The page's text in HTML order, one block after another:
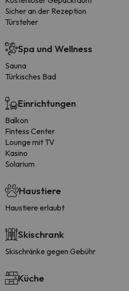
Sicher an der Rezeption
Türsteher
Spa und Wellness
Sauna
Türkisches Bad
Einrichtungen
Balkon
Fintess Center
Lounge mit TV
Kasino
Solarium
Haustiere
Haustiere erlaubt
Skischrank
Skischränke gegen Gebühr
Küche